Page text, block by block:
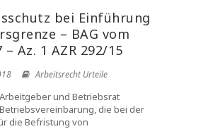
bei Einführung
– BAG vom
– Az. 1 AZR 292/15
Arbeitsrecht Urteile
und Betriebsrat
die bei der
die Befristung von